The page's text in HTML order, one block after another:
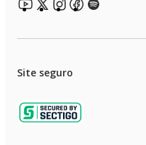
Site seguro